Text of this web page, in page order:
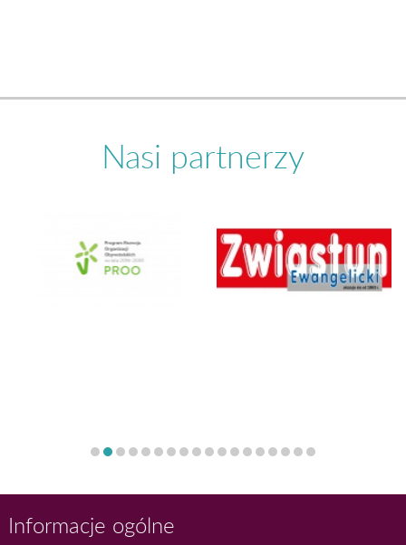
Nasi partnerzy
Informacje ogólne